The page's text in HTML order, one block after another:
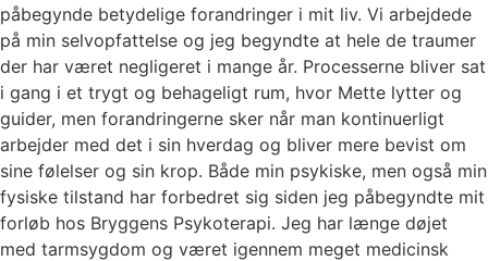
påbegynde betydelige forandringer i mit liv. Vi arbejdede
på min selvopfattelse og jeg begyndte at hele de traumer
der har været negligeret i mange år. Processerne bliver sat
i gang i et trygt og behageligt rum, hvor Mette lytter og
guider, men forandringerne sker når man kontinuerligt
arbejder med det i sin hverdag og bliver mere bevist om
sine følelser og sin krop. Både min psykiske, men også min
fysiske tilstand har forbedret sig siden jeg påbegyndte mit
forløb hos Bryggens Psykoterapi. Jeg har længe døjet
med tarmsygdom og været igennem meget medicinsk